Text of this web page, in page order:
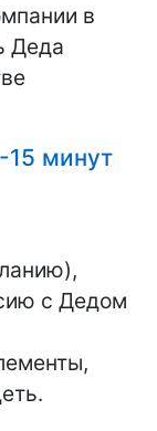
в
Деда
15 минут
с Дедом